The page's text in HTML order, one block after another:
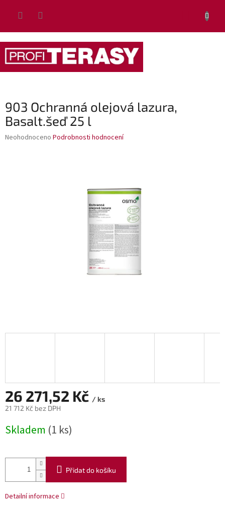
903 Ochranná olejová lazura,
Basalt.šeď 25 l
Průměrné
Neohodnoceno Podrobnosti hodnocení
26 271,52 Kč / ks
21 712 Kč bez DPH
cena:
Skladem (1 ks)
Přidat do košíku
Detailní informace